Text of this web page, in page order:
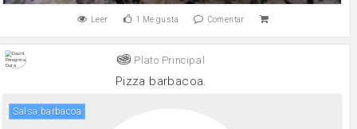
Leer 1 Me gusta Comentar
Plato Principal
Pizza barbacoa.
Salsa barbacoa